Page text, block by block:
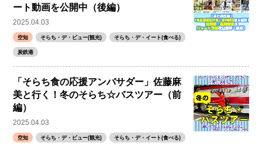
ート動画を公開中（後編）
2025.04.03
空知 そらち・デ・ビュー(観光) そらち・デ・イート(食べる)
炭鉄港
「そらち食の応援アンバサダー」佐藤麻
美と行く！冬のそらち☆バスツアー（前
編）
2025.04.03
空知 そらち・デ・ビュー(観光) そらち・デ・イート(食べる)